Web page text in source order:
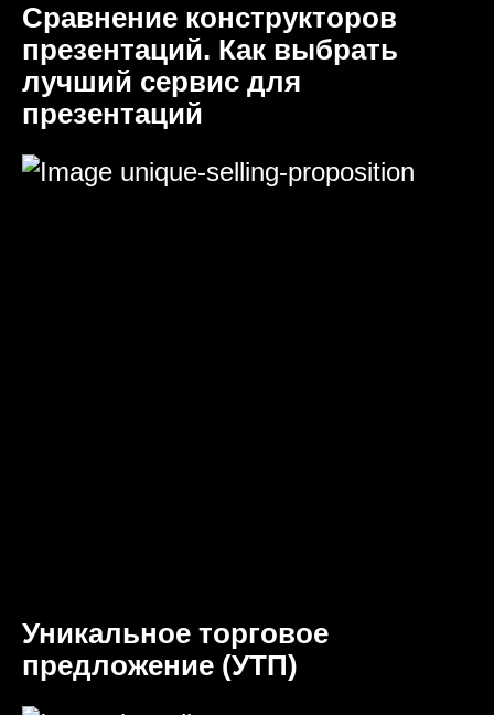
Сравнение конструкторов
презентаций. Как выбрать
лучший сервис для
презентаций
Уникальное торговое
предложение (УТП)